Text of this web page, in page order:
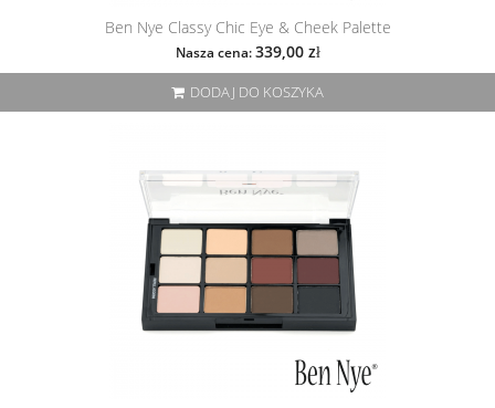
Ben Nye Classy Chic Eye & Cheek Palette
Nasza cena: 339,00 zł
DODAJ DO KOSZYKA